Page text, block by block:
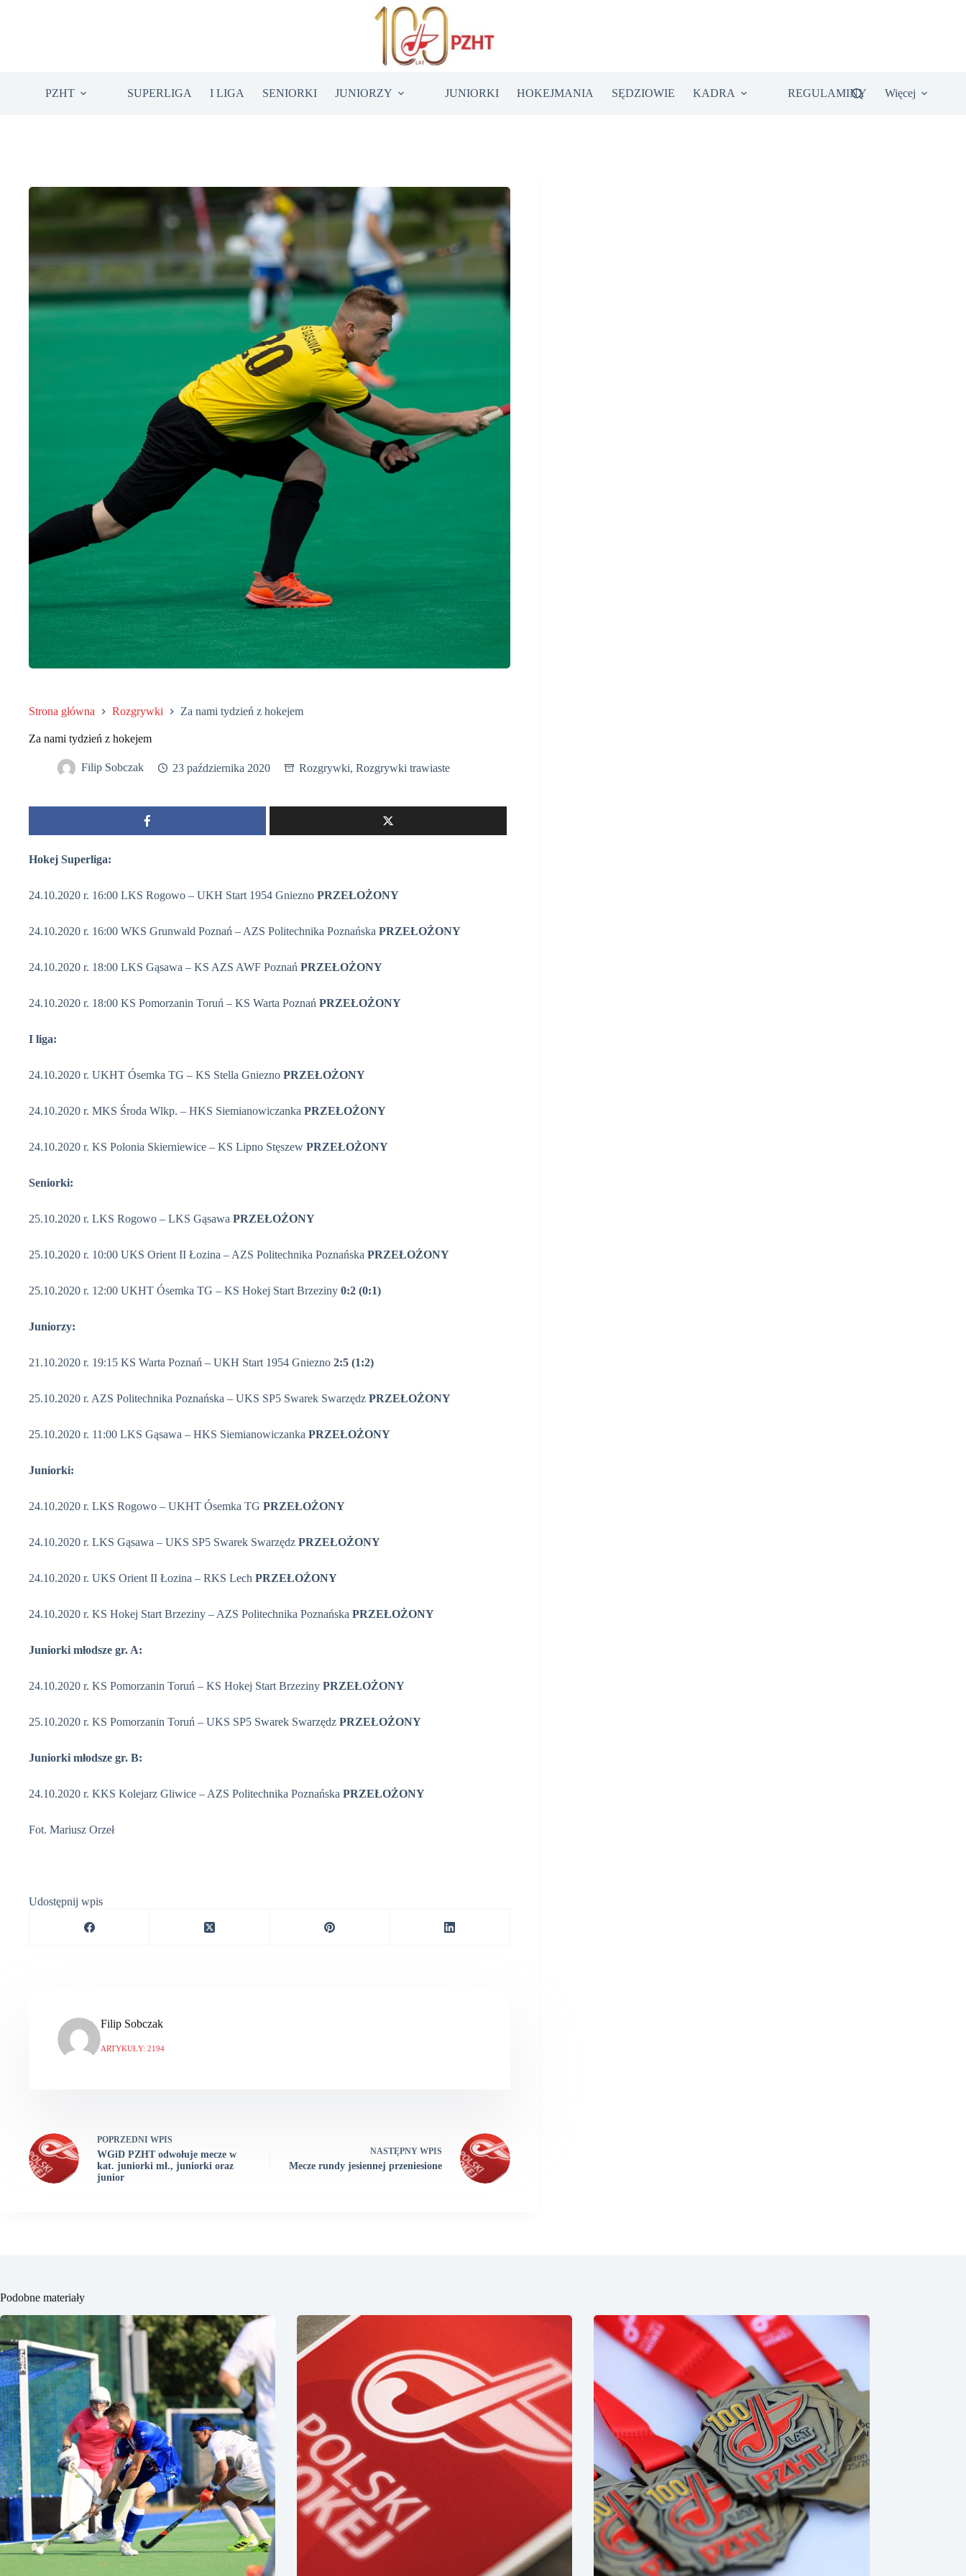
PZHT SUPERLIGA I LIGA SENIORKI JUNIORZY JUNIORKI HOKEJMANIA SĘDZIOWIE KADRA REGULAMINY Więcej
Strona główna Rozgrywki Za nami tydzień z hokejem
Za nami tydzień z hokejem
Filip Sobczak 23 października 2020 Rozgrywki, Rozgrywki trawiaste
Hokej Superliga:
24.10.2020 r. 16:00 LKS Rogowo – UKH Start 1954 Gniezno PRZEŁOŻONY
24.10.2020 r. 16:00 WKS Grunwald Poznań – AZS Politechnika Poznańska PRZEŁOŻONY
24.10.2020 r. 18:00 LKS Gąsawa – KS AZS AWF Poznań PRZEŁOŻONY
24.10.2020 r. 18:00 KS Pomorzanin Toruń – KS Warta Poznań PRZEŁOŻONY
I liga:
24.10.2020 r. UKHT Ósemka TG – KS Stella Gniezno PRZEŁOŻONY
24.10.2020 r. MKS Środa Wlkp. – HKS Siemianowiczanka PRZEŁOŻONY
24.10.2020 r. KS Polonia Skierniewice – KS Lipno Stęszew PRZEŁOŻONY
Seniorki:
25.10.2020 r. LKS Rogowo – LKS Gąsawa PRZEŁOŻONY
25.10.2020 r. 10:00 UKS Orient II Łozina – AZS Politechnika Poznańska PRZEŁOŻONY
25.10.2020 r. 12:00 UKHT Ósemka TG – KS Hokej Start Brzeziny 0:2 (0:1)
Juniorzy:
21.10.2020 r. 19:15 KS Warta Poznań – UKH Start 1954 Gniezno 2:5 (1:2)
25.10.2020 r. AZS Politechnika Poznańska – UKS SP5 Swarek Swarzędz PRZEŁOŻONY
25.10.2020 r. 11:00 LKS Gąsawa – HKS Siemianowiczanka PRZEŁOŻONY
Juniorki:
24.10.2020 r. LKS Rogowo – UKHT Ósemka TG PRZEŁOŻONY
24.10.2020 r. LKS Gąsawa – UKS SP5 Swarek Swarzędz PRZEŁOŻONY
24.10.2020 r. UKS Orient II Łozina – RKS Lech PRZEŁOŻONY
24.10.2020 r. KS Hokej Start Brzeziny – AZS Politechnika Poznańska PRZEŁOŻONY
Juniorki młodsze gr. A:
24.10.2020 r. KS Pomorzanin Toruń – KS Hokej Start Brzeziny PRZEŁOŻONY
25.10.2020 r. KS Pomorzanin Toruń – UKS SP5 Swarek Swarzędz PRZEŁOŻONY
Juniorki młodsze gr. B:
24.10.2020 r. KKS Kolejarz Gliwice – AZS Politechnika Poznańska PRZEŁOŻONY
Fot. Mariusz Orzeł
Udostępnij wpis
Filip Sobczak
ARTYKUŁY: 2194
POPRZEDNI WPIS
WGiD PZHT odwołuje mecze w
kat. juniorki mł., juniorki oraz
junior
NASTĘPNY WPIS
Mecze rundy jesiennej przeniesione
Podobne materiały